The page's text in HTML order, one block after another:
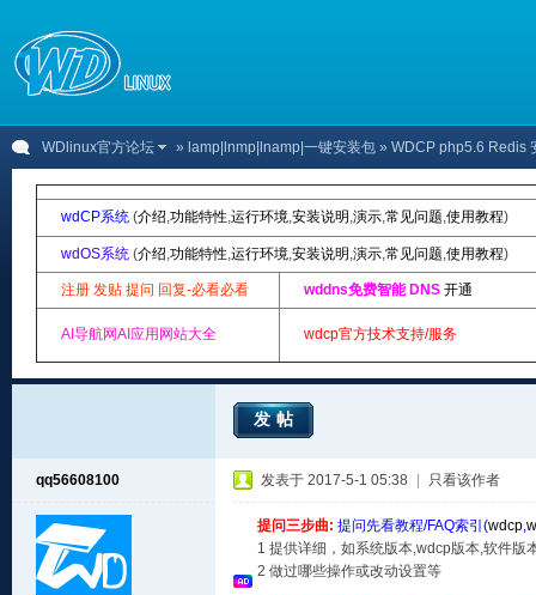
WDlinux官方论坛 » lamp|lnmp|lnamp|一键安装包 » WDCP php5.6 Redis
wdCP系统 (介绍,功能特性,运行环境,安装说明 ,演示,常见问题,使用教程)
wdOS系统 (介绍,功能特性,运行环境,安装说明 ,演示,常见问题,使用教程)
注册 发贴 提问 回复-必看必看 wddns免费智能 DNS 开通
AI导航网AI应用网站大全 wdcp官方技术支持/服务
发帖
qq56608100 发表于 2017-5-1 05:38 只看该作者
提问三步曲: 提问先看教程/FAQ索引(wdcp,
1 提供详细，如系统版本,wdcp版本,软件版
2 做过哪些操作或改动设置等